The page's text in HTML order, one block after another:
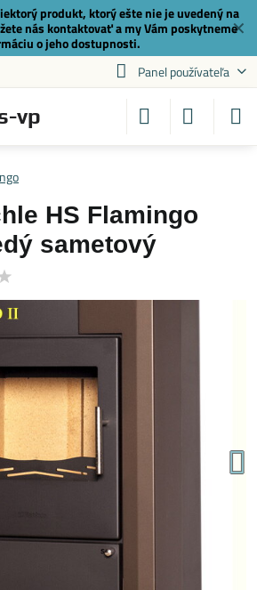
✕
produkt, ktorý ešte nie je uvedený na
nás kontaktovaťa my Vám poskytneme
o jeho dostupnosti.
Panel používateľa
vp
HS Flamingo
sametový